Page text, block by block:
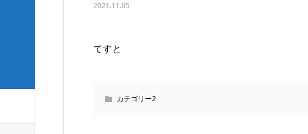
2021.11.05
てすと
カテゴリー2